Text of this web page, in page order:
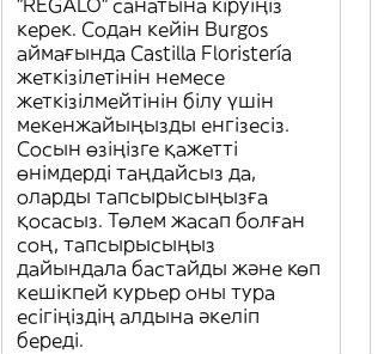
"REGALO" санатына кіруіңіз
керек. Содан кейін Burgos
аймағында Castilla Floristería
жеткізілетінін немесе
жеткізілмейтінін білу үшін
мекенжайыңызды енгізесіз.
Сосын өзіңізге қажетті
өнімдерді таңдайсыз да,
оларды тапсырысыңызға
қосасыз. Төлем жасап болған
соң, тапсырысыңыз
дайындала бастайды және көп
кешікпей курьер оны тура
есігіңіздің алдына әкеліп
береді.